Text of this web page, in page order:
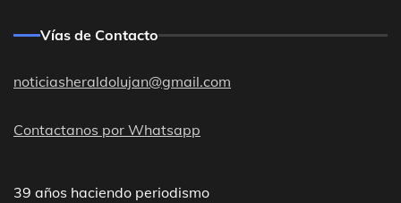
Vías de Contacto
noticiasheraldolujan@gmail.com
Contactanos por Whatsapp
39 años haciendo periodismo